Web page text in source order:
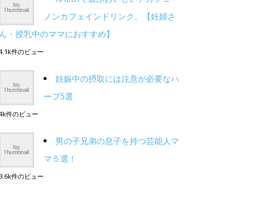
ノンカフェインドリンク。【妊婦さ
ん・授乳中のママにおすすめ】
件のビュー
妊娠中の摂取には注意が必要なハ
ーブ5選
件のビュー
男の子兄弟の息子を持つ芸能人マ
マ５選！
3.6k件のビュー